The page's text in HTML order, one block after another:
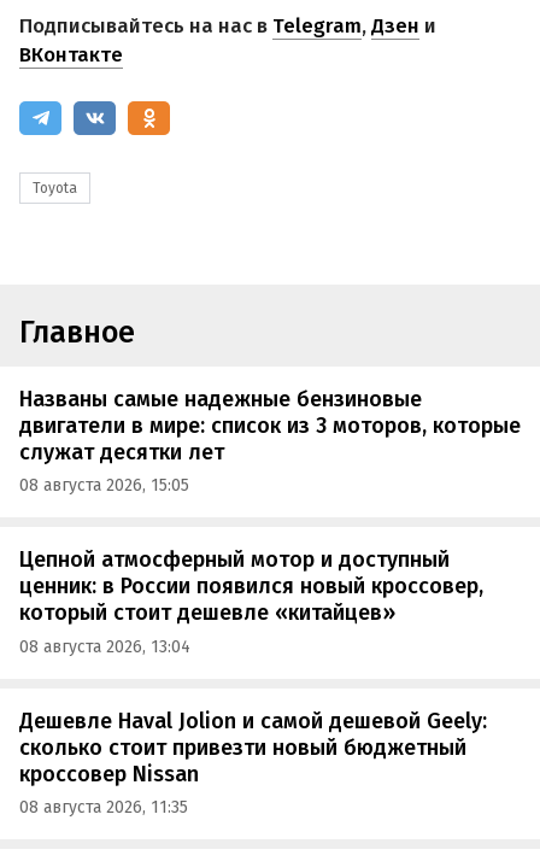
Подписывайтесь на нас в Telegram,Дзен и
ВКонтакте
Toyota
Главное
Названы самые надежные бензиновые
двигатели в мире: список из 3 моторов, которые
служат десятки лет
08 августа 2026, 15:05
Цепной атмосферный мотор и доступный
ценник: в России появился новый кроссовер,
который стоит дешевле «китайцев»
08 августа 2026, 13:04
Дешевле Haval Jolion и самой дешевой Geely:
сколько стоит привезти новый бюджетный
кроссовер Nissan
08 августа 2026, 11:35